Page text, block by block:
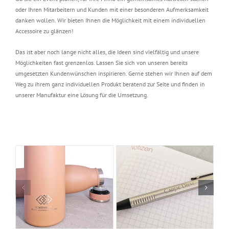
oder Ihren Mitarbeitern und Kunden mit einer besonderen Aufmerksamkeit
danken wollen. Wir bieten Ihnen die Möglichkeit mit einem individuellen
Accessoire zu glänzen!
Das ist aber noch lange nicht alles, die Ideen sind vielfältig und unsere
Möglichkeiten fast grenzenlos. Lassen Sie sich von unseren bereits
umgesetzten Kundenwünschen inspirieren. Gerne stehen wir Ihnen auf dem
Weg zu ihrem ganz individuellen Produkt beratend zur Seite und finden in
unserer Manufaktur eine Lösung für die Umsetzung.